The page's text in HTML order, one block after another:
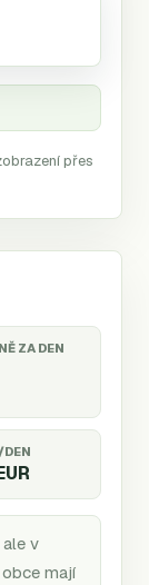
přes
ZA DEN
v
mají